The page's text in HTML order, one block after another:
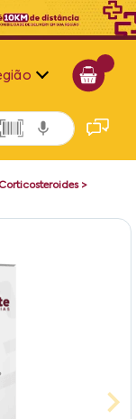
Alagoas
Bahia
Corticosteroides>